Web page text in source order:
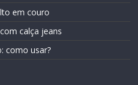
em couro
calça jeans
como usar?